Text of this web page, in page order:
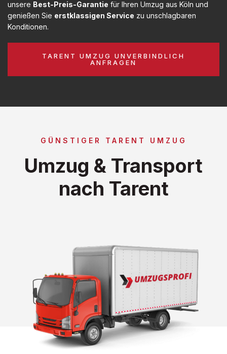
unsere Best-Preis-Garantie für Ihren Umzug aus Köln und
genießen Sie erstklassigen Service zu unschlagbaren
Konditionen.
TARENT UMZUG UNVERBINDLICH
ANFRAGEN
GÜNSTIGER TARENT UMZUG
Umzug & Transport
nach Tarent